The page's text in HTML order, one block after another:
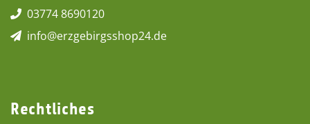
03774 8690120
info@erzgebirgsshop24.de
Rechtliches